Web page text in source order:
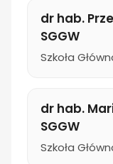
dr hab.
SGGW
Szkoła
dr hab.
SGGW
Szkoła